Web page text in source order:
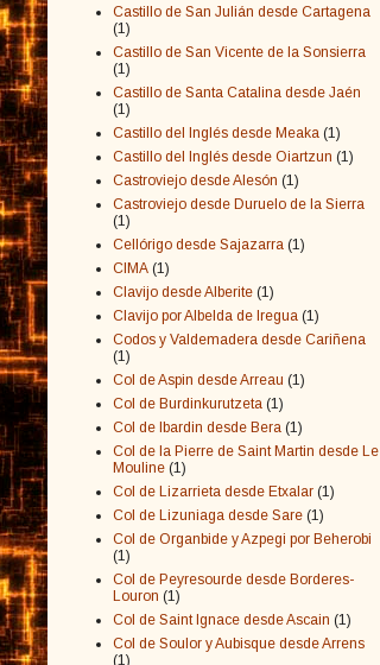
Castillo de San Julián desde Cartagena
(1)
Castillo de San Vicente de la Sonsierra
(1)
Castillo de Santa Catalina desde Jaén
(1)
Castillo del Inglés desde Meaka (1)
Castillo del Inglés desde Oiartzun (1)
Castroviejo desde Alesón (1)
Castroviejo desde Duruelo de la Sierra
(1)
Cellórigo desde Sajazarra (1)
CIMA (1)
Clavijo desde Alberite (1)
Clavijo por Albelda de Iregua (1)
Codos y Valdemadera desde Cariñena
(1)
Col de Aspin desde Arreau (1)
Col de Burdinkurutzeta (1)
Col de Ibardin desde Bera (1)
Col de la Pierre de Saint Martin desde Le
Mouline (1)
Col de Lizarrieta desde Etxalar (1)
Col de Lizuniaga desde Sare (1)
Col de Organbide y Azpegi por Beherobi
(1)
Col de Peyresourde desde Borderes-
Louron (1)
Col de Saint Ignace desde Ascain (1)
Col de Soulor y Aubisque desde Arrens
(1)